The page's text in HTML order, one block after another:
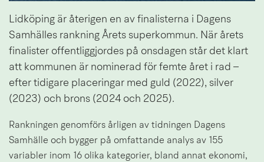
Lidköping är återigen en av finalisterna i Dagens
Samhälles rankning Årets superkommun. När årets
finalister offentliggjordes på onsdagen står det klart
att kommunen är nominerad för femte året i rad –
efter tidigare placeringar med guld (2022), silver
(2023) och brons (2024 och 2025).
Rankningen genomförs årligen av tidningen Dagens
Samhälle och bygger på omfattande analys av 155
variabler inom 16 olika kategorier, bland annat ekonomi,